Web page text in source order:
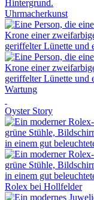
Uhrmacherkunst
Wartung
Oyster Story
Rolex bei Hollfelder